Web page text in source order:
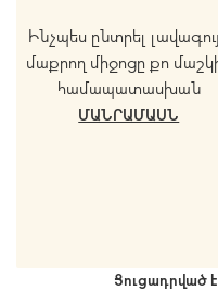
Ինչպես ընտրել
մաքրող միջոցը քո
համապատասխան
ՄԱՆՐԱՄԱՍՆ
Ցուցադրված